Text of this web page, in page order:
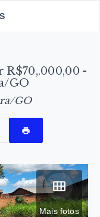
R$70,.000,00 -
GO
GO
Mais fotos